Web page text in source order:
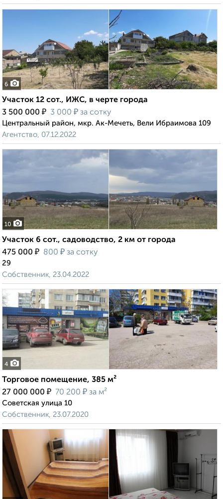
6
Участок 12 сот., ИЖС, в черте города
3 500 000 ₽ 3 000 ₽ за сотку
Центральный район, мкр. Ак-Мечеть, Вели Ибраимова 109
Агентство, 07.12.2022
10
Участок 6 сот., садоводство, 2 км от города
475 000 ₽ 800 ₽ за сотку
29
Собственник, 23.04.2022
4
Торговое помещение, 385 м²
27 000 000 ₽ 70 200 ₽ за м²
Советская улица 10
Собственник, 23.07.2020